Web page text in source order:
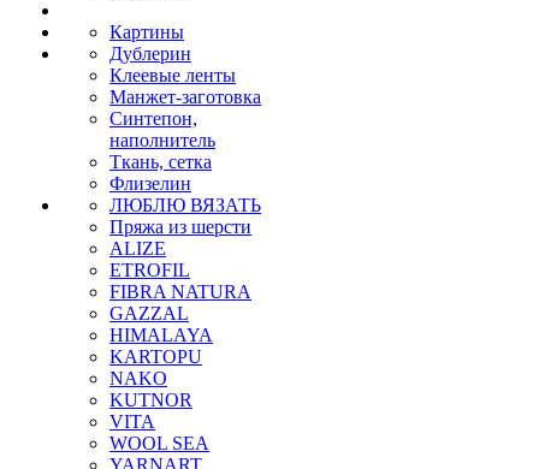
Картины
Дублерин
Клеевые ленты
Манжет-заготовка
Синтепон,
наполнитель
Ткань, сетка
Флизелин
ЛЮБЛЮ ВЯЗАТЬ
Пряжа из шерсти
ALIZE
ETROFIL
FIBRA NATURA
GAZZAL
HIMALAYA
KARTOPU
NAKO
KUTNOR
VITA
WOOL SEA
YARNART